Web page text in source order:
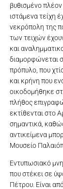
βυθισμένο
ιστάμενα τείχη
νεκρόπολη της
των τειχών
και
διαμορφώνεται
πρόπυλο, που
και κρήνη που
οικοδομήθηκε
πλήθος
εκτίθενται στο
σημαντικά,
αντικείμενα
Μουσείο
Εντυπωσιακό
που στέκει σε
Πέτρου. Είναι